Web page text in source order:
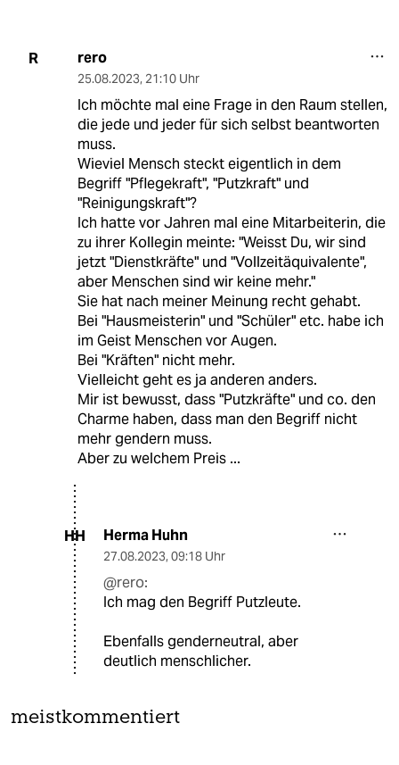
R rero
25.08.2023, 21:10 Uhr
Ich möchte mal eine Frage in den Raum stellen,
die jede und jeder für sich selbst beantworten
muss.
Wieviel Mensch steckt eigentlich in dem
Begriff "Pflegekraft", "Putzkraft" und
"Reinigungskraft"?
Ich hatte vor Jahren mal eine Mitarbeiterin, die
zu ihrer Kollegin meinte: "Weisst Du, wir sind
jetzt "Dienstkräfte" und "Vollzeitäquivalente",
aber Menschen sind wir keine mehr."
Sie hat nach meiner Meinung recht gehabt.
Bei "Hausmeisterin" und "Schüler" etc. habe ich
im Geist Menschen vor Augen.
Bei "Kräften" nicht mehr.
Vielleicht geht es ja anderen anders.
Mir ist bewusst, dass "Putzkräfte" und co. den
Charme haben, dass man den Begriff nicht
mehr gendern muss.
Aber zu welchem Preis ...
HH Herma Huhn
27.08.2023, 09:18 Uhr
@rero:
Ich mag den Begriff Putzleute.
Ebenfalls genderneutral, aber
deutlich menschlicher.
meistkommentiert